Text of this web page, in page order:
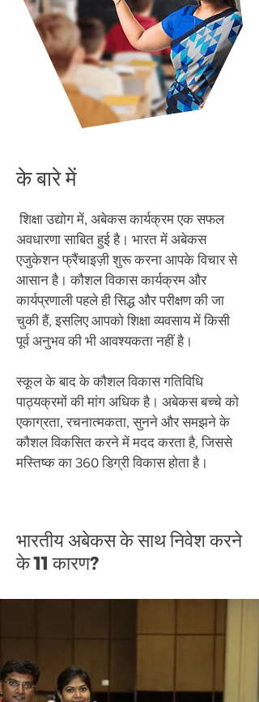
के बारे में
​शिक्षा उद्योग में, अबेकस कार्यक्रम एक सफल
अवधारणा साबित हुई है। भारत में अबेकस
एजुकेशन फ्रैंचाइज़ी शुरू करना आपके विचार से
आसान है। कौशल विकास कार्यक्रम और
कार्यप्रणाली पहले ही सिद्ध और परीक्षण की जा
चुकी हैं, इसलिए आपको शिक्षा व्यवसाय में किसी
पूर्व अनुभव की भी आवश्यकता नहीं है।
स्कूल के बाद के कौशल विकास गतिविधि
पाठ्यक्रमों की मांग अधिक है। अबेकस बच्चे को
एकाग्रता, रचनात्मकता, सुनने और समझने के
कौशल विकसित करने में मदद करता है, जिससे
मस्तिष्क का 360 डिग्री विकास होता है।
भारतीय अबेकस के साथ निवेश करने
के 11 कारण?